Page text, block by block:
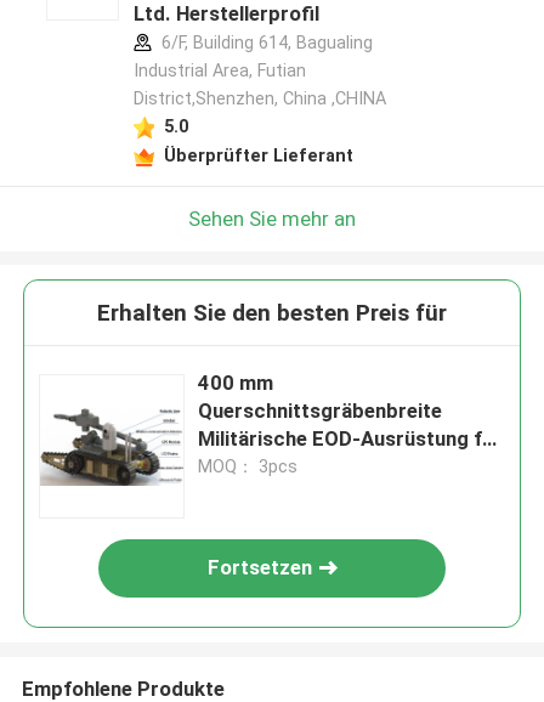
Ltd. Herstellerprofil
6/F, Building 614, Bagualing
Industrial Area, Futian
District,Shenzhen, China ,CHINA
5.0
Überprüfter Lieferant
Sehen Sie mehr an
Erhalten Sie den besten Preis für
400 mm
Querschnittsgräbenbreite
Militärische EOD-Ausrüstung für
verbesserte Stabilität und
MOQ： 3pcs
Fortsetzen
Empfohlene Produkte